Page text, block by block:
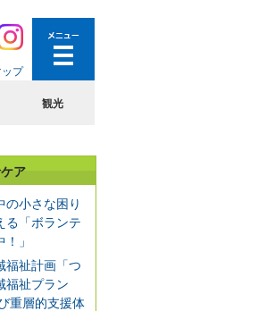
プ
観光
ア
の小さな困り
る「ボランテ
」
福祉計画「つ
福祉プラン
重層的支援体